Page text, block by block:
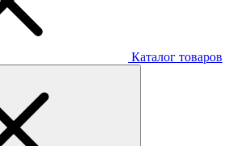
Каталог товаров